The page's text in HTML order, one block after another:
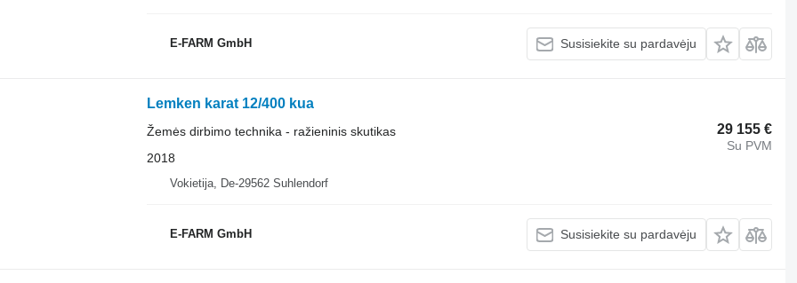
E-FARM GmbH Susisiekite su pardavėju
Lemken karat 12/400 kua
29 155 €
Su PVM
Žemės dirbimo technika - ražieninis skutikas
2018
Vokietija, De-29562 Suhlendorf
E-FARM GmbH Susisiekite su pardavėju